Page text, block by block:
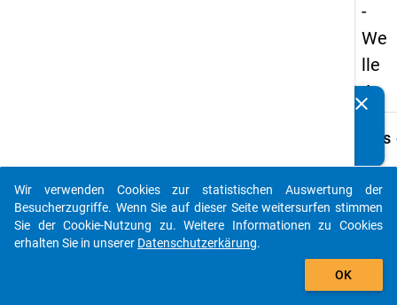
-
We
lle
4
Details
A20
Sind
clear
auto_stories
add_shopping_cart
Wir verwenden Cookies zur statistischen Auswertung der
Besucherzugriffe. Wenn Sie auf dieser Seite weitersurfen stimmen
Sie der Cookie-Nutzung zu. Weitere Informationen zu Cookies
erhalten Sie in unserer Datenschutzerkärung.
OK